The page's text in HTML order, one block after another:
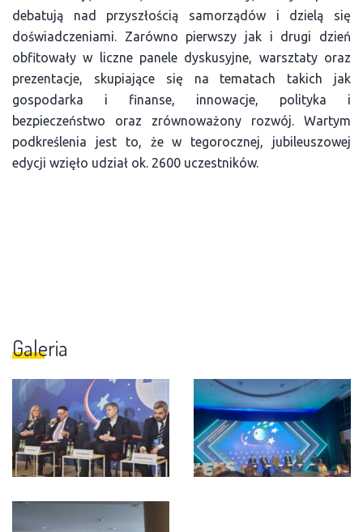
debatują nad przyszłością samorządów i dzielą się
doświadczeniami. Zarówno pierwszy jak i drugi dzień
obfitowały w liczne panele dyskusyjne, warsztaty oraz
prezentacje, skupiające się na tematach takich jak
gospodarka i finanse, innowacje, polityka i
bezpieczeństwo oraz zrównoważony rozwój. Wartym
podkreślenia jest to, że w tegorocznej, jubileuszowej
edycji wzięło udział ok. 2600 uczestników.
Galeria